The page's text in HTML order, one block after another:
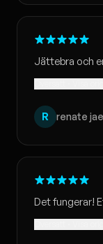
Jättebra och
R renate
Det fungerar!